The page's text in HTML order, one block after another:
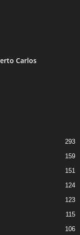
Carlos
293
159
151
124
123
115
106